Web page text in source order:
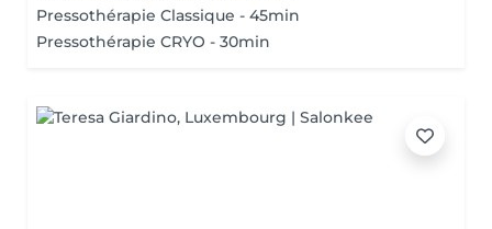
Pressothérapie Classique - 45min
Pressothérapie CRYO - 30min